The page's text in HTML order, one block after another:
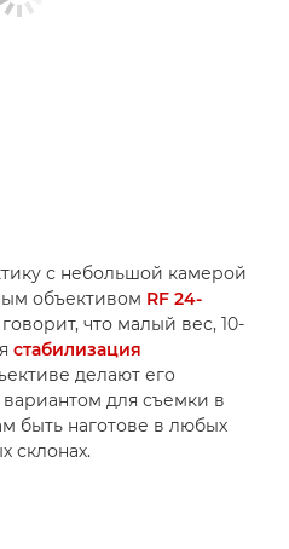
с небольшой камерой
объективом RF 24-
что малый вес, 10-
стабилизация
делают его
для съемки в
быть наготове в любых
склонах.